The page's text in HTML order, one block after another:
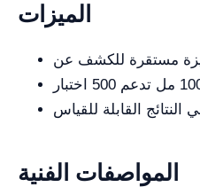
الميزات
المواصفات الفنية